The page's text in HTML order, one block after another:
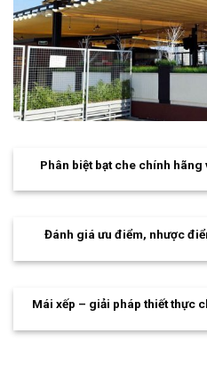
Phân biệt bạt che chính
Đánh giá ưu điểm, nhược
Mái xếp – giải pháp thiết thực